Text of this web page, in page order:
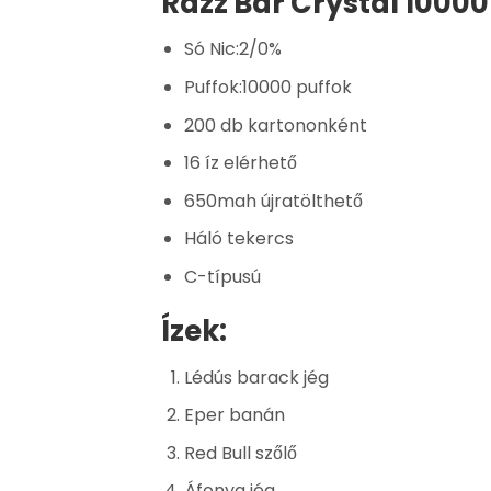
Só Nic:2/0%
Puffok:10000 puffok
200 db kartononként
16 íz elérhető
650mah újratölthető
Háló tekercs
C-típusú
Ízek:
Lédús barack jég
Eper banán
Red Bull szőlő